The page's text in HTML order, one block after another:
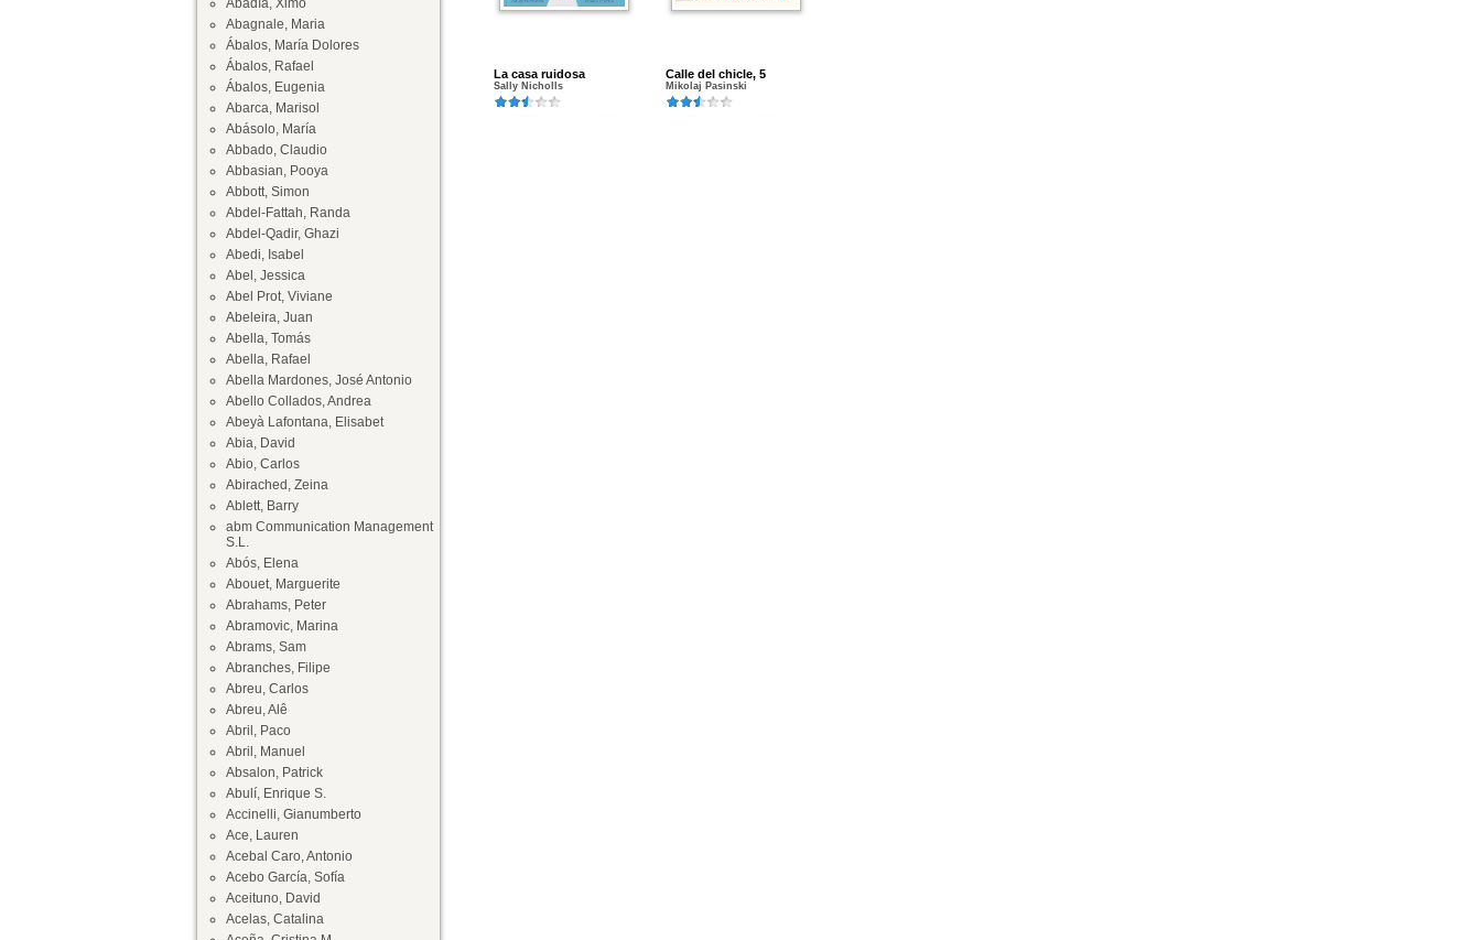
Abadía, Ximo
Abagnale, Maria
Ábalos, María Dolores
Ábalos, Rafael
Ábalos, Eugenia
Abarca, Marisol
Abásolo, María
Abbado, Claudio
Abbasian, Pooya
Abbott, Simon
Abdel-Fattah, Randa
Abdel-Qadir, Ghazi
Abedi, Isabel
Abel, Jessica
Abel Prot, Viviane
Abeleira, Juan
Abella, Tomás
Abella, Rafael
Abella Mardones, José Antonio
Abello Collados, Andrea
Abeyà Lafontana, Elisabet
Abia, David
Abio, Carlos
Abirached, Zeina
Ablett, Barry
abm Communication Management
S.L.
Abós, Elena
Abouet, Marguerite
Abrahams, Peter
Abramovic, Marina
Abrams, Sam
Abranches, Filipe
Abreu, Carlos
Abreu, Alê
Abril, Paco
Abril, Manuel
Absalon, Patrick
Abulí, Enrique S.
Accinelli, Gianumberto
Ace, Lauren
Acebal Caro, Antonio
Acebo García, Sofía
Aceituno, David
Acelas, Catalina
La casa ruidosa
Sally Nicholls
Calle del chicle, 5
Mikolaj Pasinski